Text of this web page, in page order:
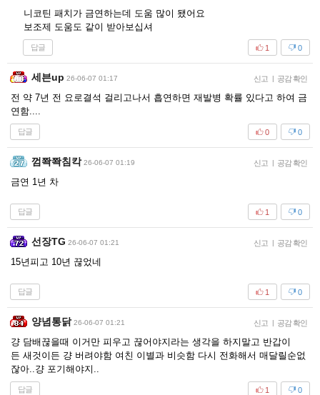
니코틴 패치가 금연하는데 도움 많이 됐어요
보조제 도움도 같이 받아보십셔
답글 0
1
세븐up 26-06-07 01:17 신고 | 공감 확인
전 약 7년 전 요로결석 걸리고나서 흡연하면 재발병 확률 있다고 하여 금
연함....
답글 0
0
껌쫙쫙침칵 26-06-07 01:19 신고 | 공감 확인
금연 1년 차
답글 0
1
선장TG 26-06-07 01:21 신고 | 공감 확인
15년피고 10년 끊었네
답글 0
1
양념통닭 26-06-07 01:21 신고 | 공감 확인
걍 담배끊을때 이거만 피우고 끊어야지라는 생각을 하지말고 반갑이
든 새것이든 걍 버려야함 여친 이별과 비슷함 다시 전화해서 매달릴순없
잖아..걍 포기해야지..
답글 0
1